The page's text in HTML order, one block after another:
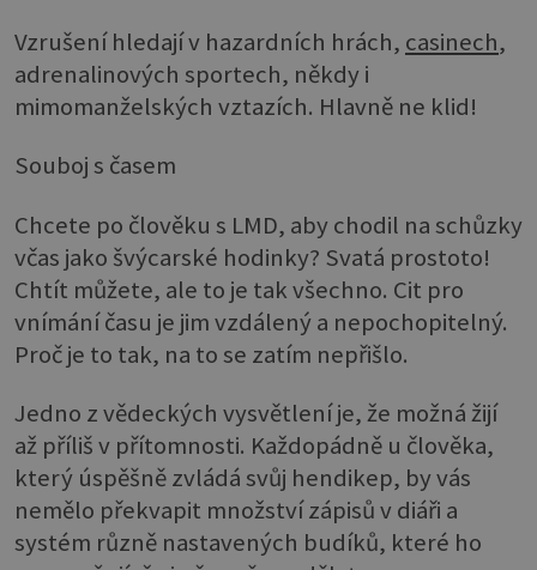
Vzrušení hledají v hazardních hrách, casinech,
adrenalinových sportech, někdy i
mimomanželských vztazích. Hlavně ne klid!
Souboj s časem
Chcete po člověku s LMD, aby chodil na schůzky
včas jako švýcarské hodinky? Svatá prostoto!
Chtít můžete, ale to je tak všechno. Cit pro
vnímání času je jim vzdálený a nepochopitelný.
Proč je to tak, na to se zatím nepřišlo.
Jedno z vědeckých vysvětlení je, že možná žijí
až příliš v přítomnosti. Každopádně u člověka,
který úspěšně zvládá svůj hendikep, by vás
nemělo překvapit množství zápisů v diáři a
systém různě nastavených budíků, které ho